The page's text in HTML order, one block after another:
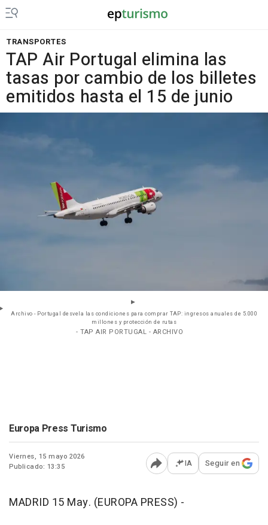
TRANSPORTES
TAP Air Portugal elimina las
tasas por cambio de los billetes
emitidos hasta el 15 de junio
Archivo - Portugal desvela las condiciones para comprar TAP: ingresos anuales de 5.000
millones y protección de rutas
- TAP AIR PORTUGAL - ARCHIVO
Europa Press Turismo
Viernes, 15 mayo 2026
Publicado: 13:35
Abrir opciones para
IA Seguir en
MADRID 15 May. (EUROPA PRESS) -